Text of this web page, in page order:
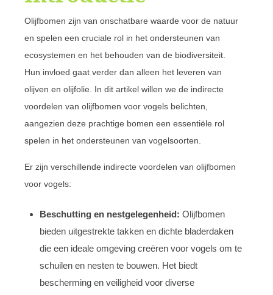
Olijfbomen zijn van onschatbare waarde voor de natuur
en spelen een cruciale rol in het ondersteunen van
ecosystemen en het behouden van de biodiversiteit.
Hun invloed gaat verder dan alleen het leveren van
olijven en olijfolie. In dit artikel willen we de indirecte
voordelen van olijfbomen voor vogels belichten,
aangezien deze prachtige bomen een essentiële rol
spelen in het ondersteunen van vogelsoorten.
Er zijn verschillende indirecte voordelen van olijfbomen
voor vogels:
Beschutting en nestgelegenheid: Olijfbomen
bieden uitgestrekte takken en dichte bladerdaken
die een ideale omgeving creëren voor vogels om te
schuilen en nesten te bouwen. Het biedt
bescherming en veiligheid voor diverse